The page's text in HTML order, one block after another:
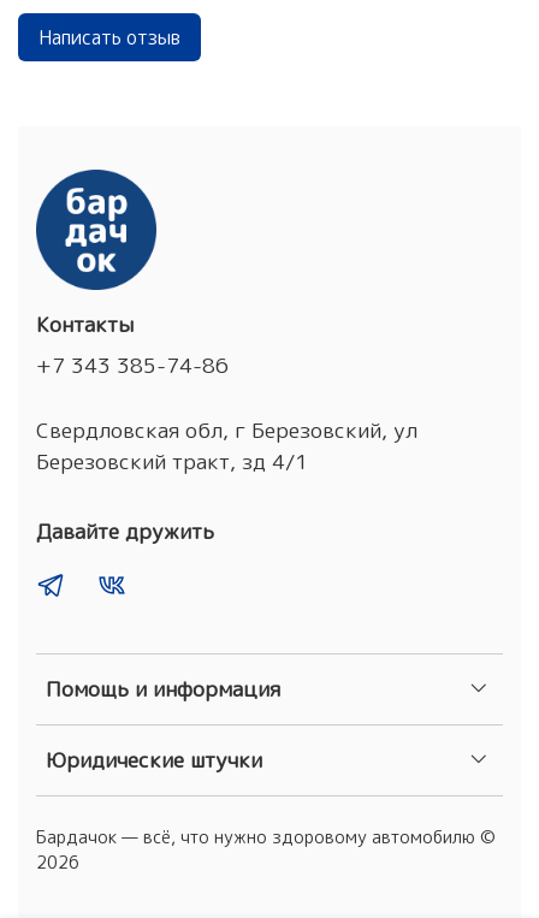
Написать отзыв
Помощь и информация
Юридические штучки
Контакты
+7 343 385-74-86
Свердловская обл, г Березовский, ул
Березовский тракт, зд 4/1
Давайте дружить
Бардачок — всё, что нужно здоровому автомобилю ©
2026